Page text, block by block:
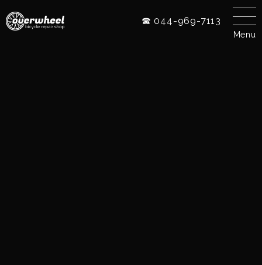
☎ 044-969-7113
Menu